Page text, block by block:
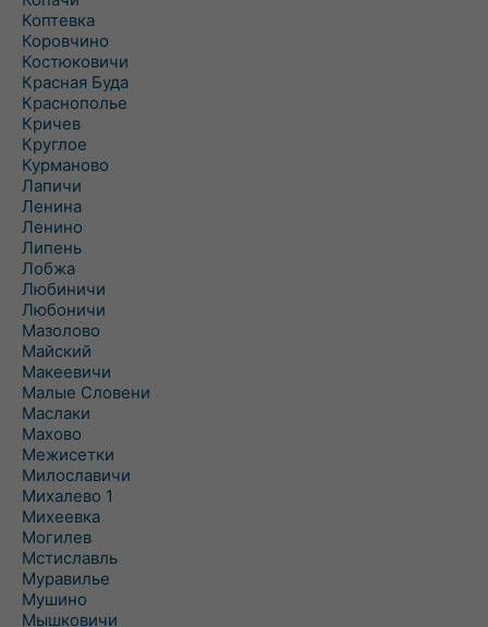
Коптевка
Коровчино
Костюковичи
Красная Буда
Краснополье
Кричев
Круглое
Курманово
Лапичи
Ленина
Ленино
Липень
Лобжа
Любиничи
Любоничи
Мазолово
Майский
Макеевичи
Малые Словени
Маслаки
Махово
Межисетки
Милославичи
Михалево 1
Михеевка
Могилев
Мстиславль
Муравилье
Мушино
Мышковичи